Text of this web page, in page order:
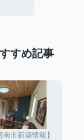
すめ記事
市新築情報】